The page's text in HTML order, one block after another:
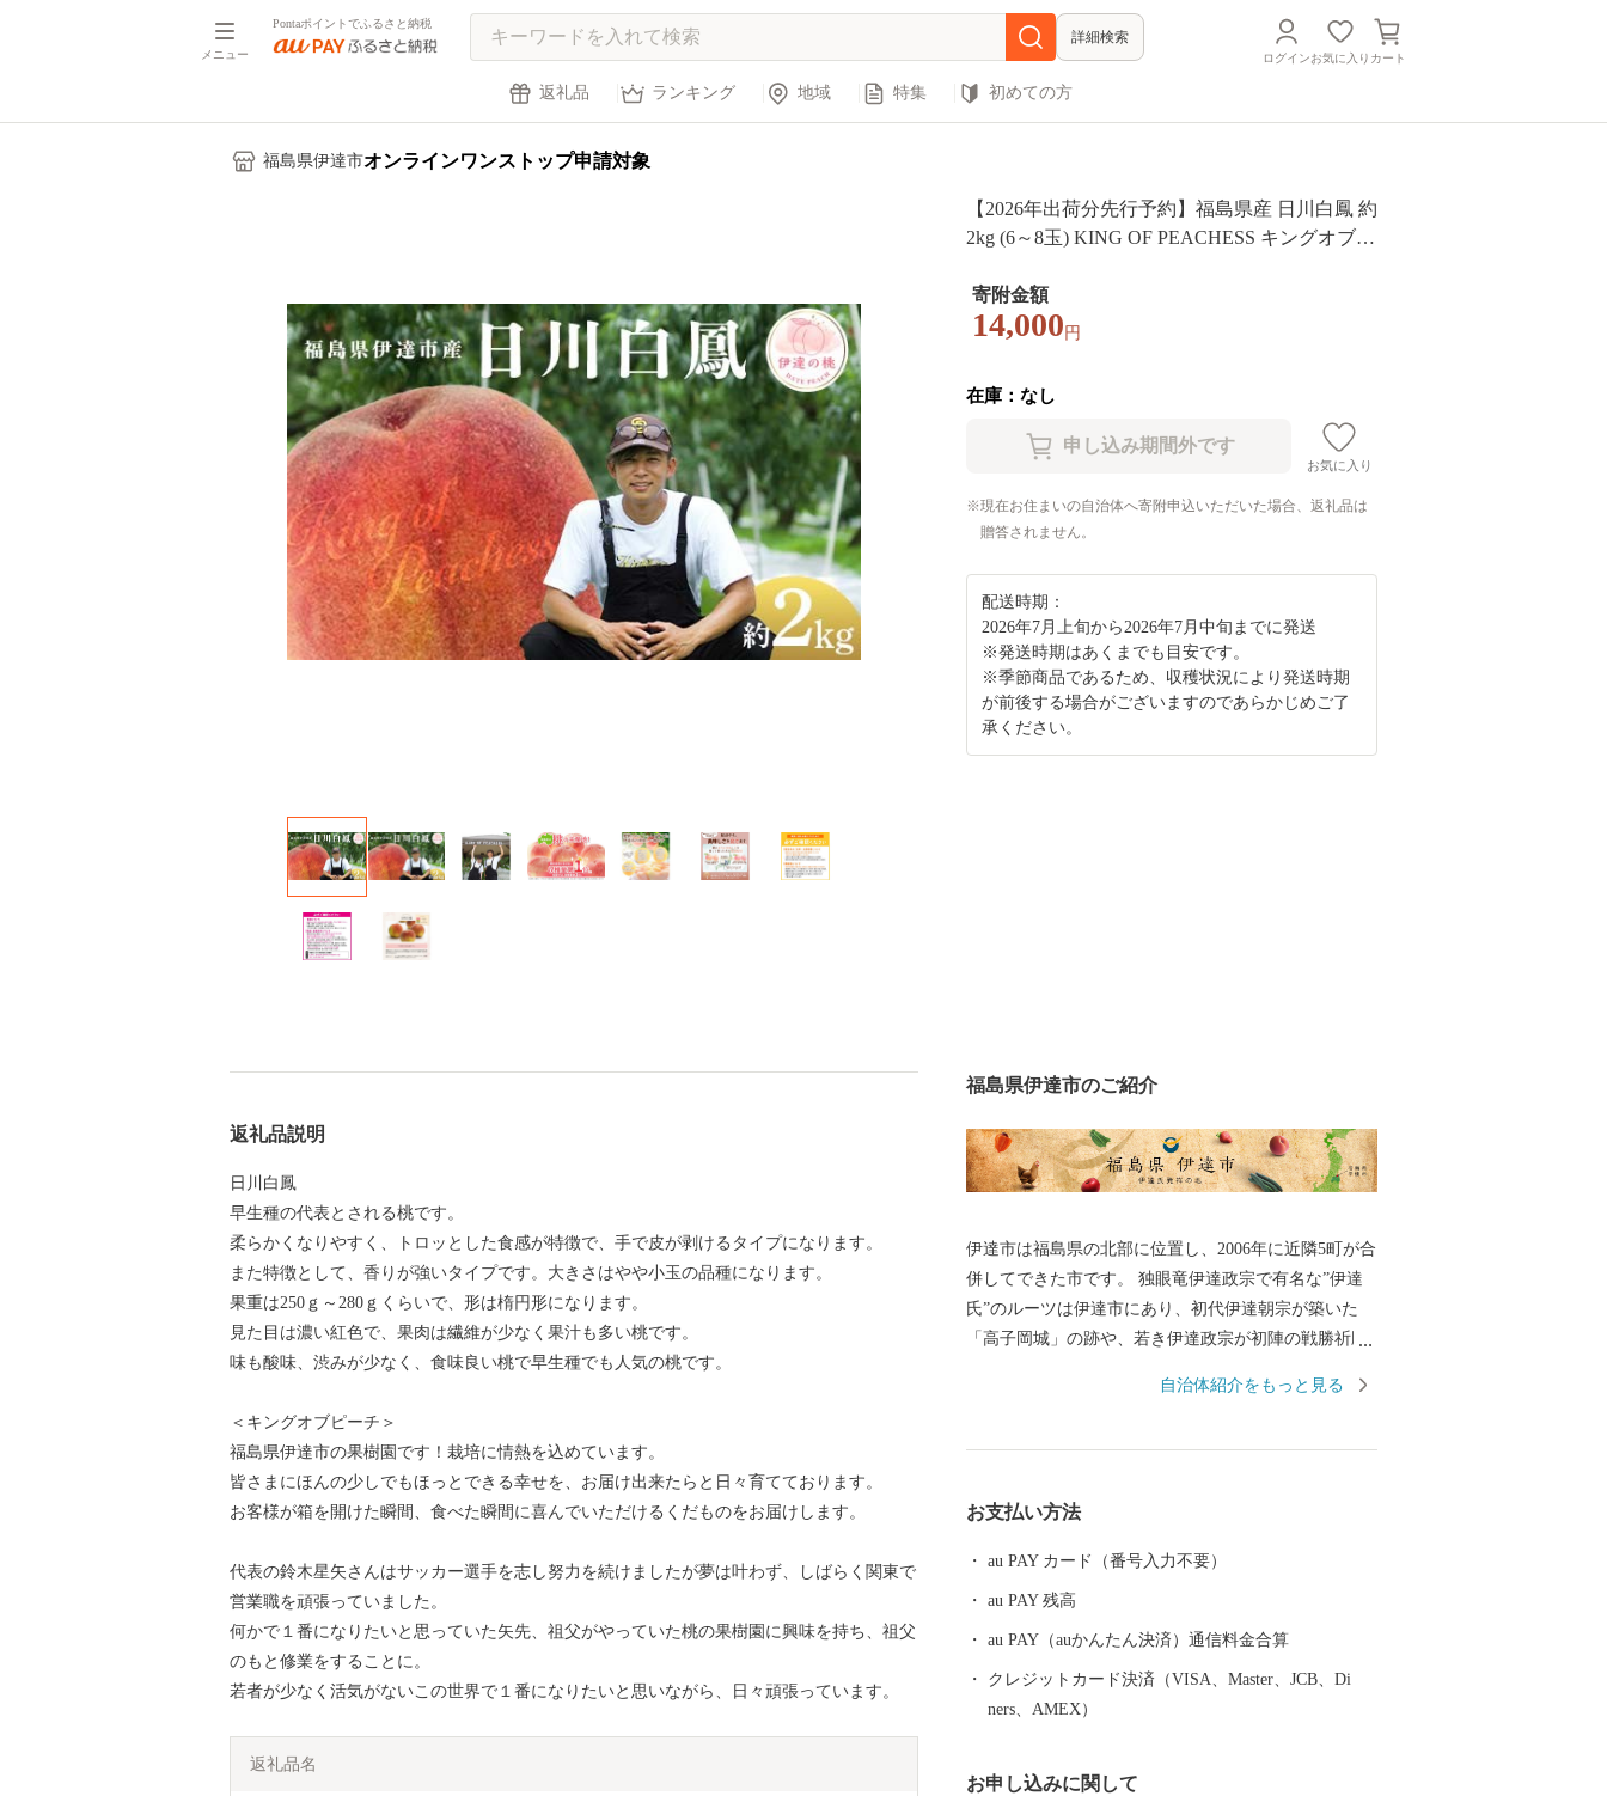
メニュー
Pontaポイントでふるさと納税
詳細検索
ログインお気に入り カート
返礼品 ランキング 地域 特集 初めての方
福島県伊達市オンラインワンストップ申請対象
【2026年出荷分先行予約】福島県産 日川白鳳 約
2kg (6～8玉) KING OF PEACHESS キングオブピ
F21C-147
寄附金額
14,000 円
在庫：なし
お気に入り
現在お住まいの自治体へ寄附申込いただいた場合、返礼品は
贈答されません。
配送時期：
2026年7月上旬から2026年7月中旬までに発送
※発送時期はあくまでも目安です。
※季節商品であるため、収穫状況により発送時期
が前後する場合がございますのであらかじめご了
承ください。
返礼品説明
日川白鳳
早生種の代表とされる桃です。
柔らかくなりやすく、トロッとした食感が特徴で、手で皮が剥けるタイプになります。
また特徴として、香りが強いタイプです。大きさはやや小玉の品種になります。
果重は250ｇ～280ｇくらいで、形は楕円形になります。
見た目は濃い紅色で、果肉は繊維が少なく果汁も多い桃です。
味も酸味、渋みが少なく、食味良い桃で早生種でも人気の桃です。
＜キングオブピーチ＞
福島県伊達市の果樹園です！栽培に情熱を込めています。
皆さまにほんの少しでもほっとできる幸せを、お届け出来たらと日々育てております。
お客様が箱を開けた瞬間、食べた瞬間に喜んでいただけるくだものをお届けします。
代表の鈴木星矢さんはサッカー選手を志し努力を続けましたが夢は叶わず、しばらく関東で
営業職を頑張っていました。
何かで１番になりたいと思っていた矢先、祖父がやっていた桃の果樹園に興味を持ち、祖父
のもと修業をすることに。
若者が少なく活気がないこの世界で１番になりたいと思いながら、日々頑張っています。
返礼品名
福島県伊達市のご紹介
伊達市は福島県の北部に位置し、2006年に近隣5町が合
併してできた市です。 独眼竜伊達政宗で有名な”伊達
氏”のルーツは伊達市にあり、初代伊達朝宗が築いた
「高子岡城」の跡や、若き伊達政宗が初陣の戦勝祈願
た、江戸時代以降は”養蚕業のまち”として発展しまし
山が特徴の、日本百景にも選ばれている霊山(りょうぜ
ん)といった山をはじめ、伊達市は自然豊かな土地であ
自治体紹介をもっと見る
お支払い方法
au PAY カード（番号入力不要）
au PAY 残高
au PAY（auかんたん決済）通信料金合算
クレジットカード決済（VISA、Master、JCB、Di
ners、AMEX）
お申し込みに関して